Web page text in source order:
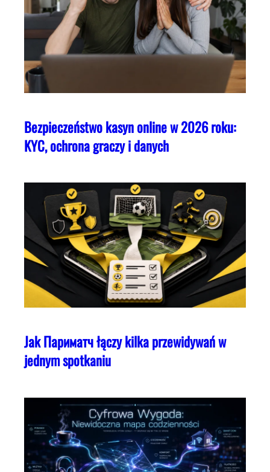
Bezpieczeństwo kasyn online w 2026 roku:
KYC, ochrona graczy i danych
Jak Париматч łączy kilka przewidywań w
jednym spotkaniu